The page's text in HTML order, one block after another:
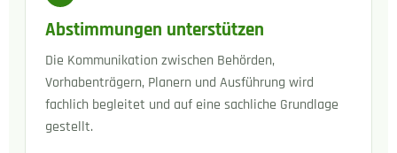
Abstimmungen unterstützen
Die Kommunikation zwischen Behörden,
Vorhabenträgern, Planern und Ausführung wird
fachlich begleitet und auf eine sachliche Grundlage
gestellt.